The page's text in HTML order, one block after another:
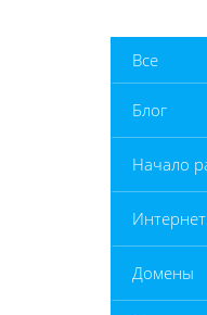
Все
Блог
Начало
Домены